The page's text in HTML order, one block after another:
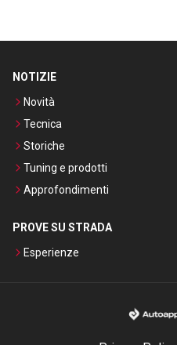
NOTIZIE
Novità
Tecnica
Storiche
Tuning e prodotti
Approfondimenti
PROVE SU STRADA
Esperienze